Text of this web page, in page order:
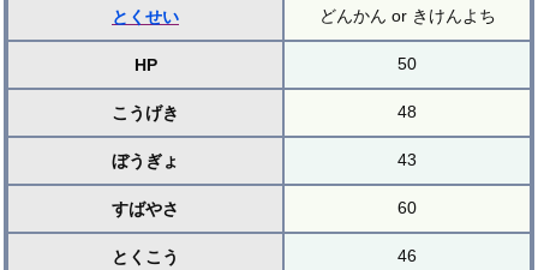
とくせい どんかん or きけんよち
HP 50
こうげき 48
ぼうぎょ 43
すばやさ 60
とくこう 46